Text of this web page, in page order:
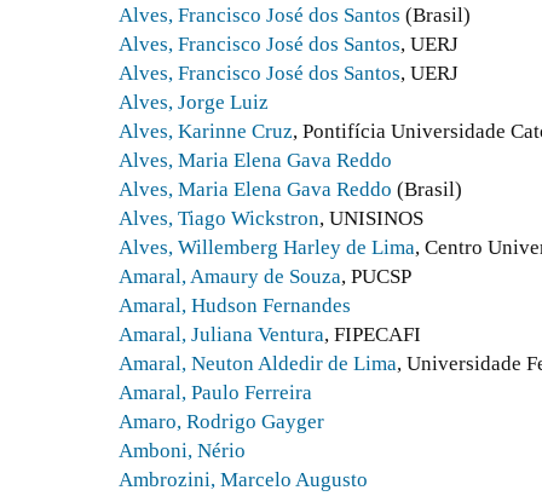
Alves, Francisco José dos Santos (Brasil)
Alves, Francisco José dos Santos, UERJ
Alves, Francisco José dos Santos, UERJ
Alves, Jorge Luiz
Alves, Karinne Cruz, Pontifícia Universidade
Alves, Maria Elena Gava Reddo
Alves, Maria Elena Gava Reddo (Brasil)
Alves, Tiago Wickstron, UNISINOS
Alves, Willemberg Harley de Lima, Centro
Amaral, Amaury de Souza, PUCSP
Amaral, Hudson Fernandes
Amaral, Juliana Ventura, FIPECAFI
Amaral, Neuton Aldedir de Lima, Universidade
Amaral, Paulo Ferreira
Amaro, Rodrigo Gayger
Amboni, Nério
Ambrozini, Marcelo Augusto